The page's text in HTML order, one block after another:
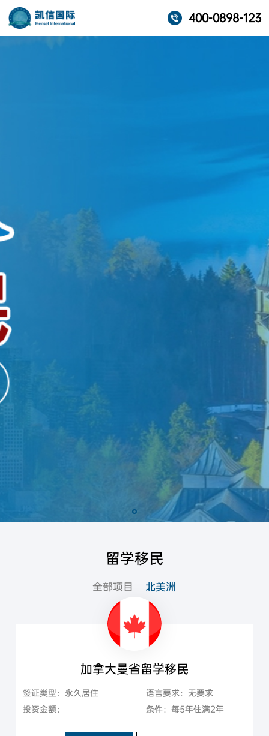
400-0898-123
留学移民
全部项目 北美洲
加拿大曼省留学移民
签证类型：永久居住
语言要求：无要求
投资金额：
条件：每5年住满2年